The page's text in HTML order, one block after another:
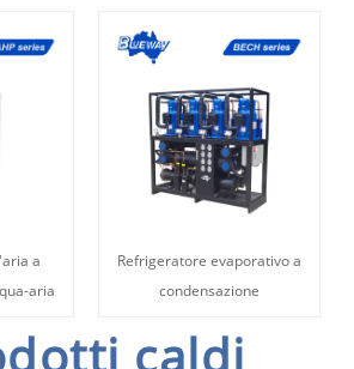
a
aria
Refrigeratore evaporativo a
condensazione
caldi